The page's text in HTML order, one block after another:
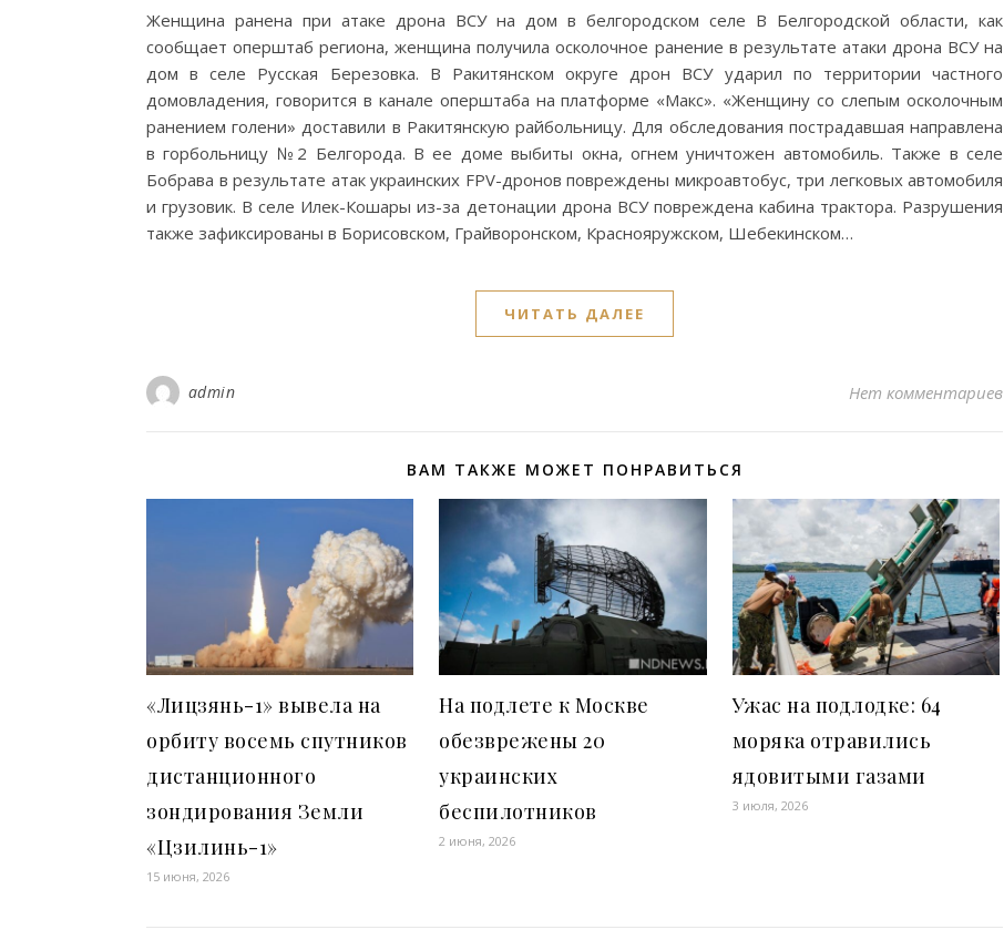
Женщина ранена при атаке дрона ВСУ на дом в белгородском селе В Белгородской области, как
сообщает оперштаб региона, женщина получила осколочное ранение в результате атаки дрона ВСУ на
дом в селе Русская Березовка. В Ракитянском округе дрон ВСУ ударил по территории частного
домовладения, говорится в канале оперштаба на платформе «Макс». «Женщину со слепым осколочным
ранением голени» доставили в Ракитянскую райбольницу. Для обследования пострадавшая направлена
в горбольницу №2 Белгорода. В ее доме выбиты окна, огнем уничтожен автомобиль. Также в селе
Бобрава в результате атак украинских FPV-дронов повреждены микроавтобус, три легковых автомобиля
и грузовик. В селе Илек-Кошары из-за детонации дрона ВСУ повреждена кабина трактора. Разрушения
также зафиксированы в Борисовском, Грайворонском, Краснояружском, Шебекинском…
ЧИТАТЬ ДАЛЕЕ
admin Нет комментариев
ВАМ ТАКЖЕ МОЖЕТ ПОНРАВИТЬСЯ
«Лицзянь-1» вывела на
орбиту восемь спутников
дистанционного
зондирования Земли
«Цзилинь-1»
15 июня, 2026
На подлете к Москве
обезврежены 20
украинских
беспилотников
2 июня, 2026
Ужас на подлодке: 64
моряка отравились
ядовитыми газами
3 июля, 2026